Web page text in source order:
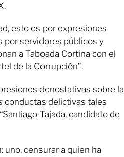
esto es por expresiones
por servidores públicos y
a Taboada Cortina con el
de la Corrupción”.
denostativas sobre la
conductas delictivas tales
Tajada, candidato de
uno, censurar a quien ha